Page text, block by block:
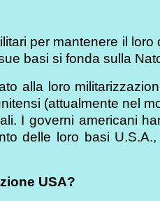
per mantenere il
basi si fonda sulla
alla loro
(attualmente nel
I governi americani
delle loro basi
USA?